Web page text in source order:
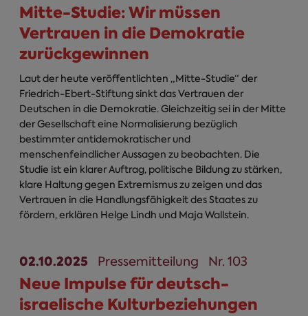
Mitte-Studie: Wir müssen
Vertrauen in die Demokratie
zurückgewinnen
Laut der heute veröffentlichten „Mitte-Studie“ der
Friedrich-Ebert-Stiftung sinkt das Vertrauen der
Deutschen in die Demokratie. Gleichzeitig sei in der Mitte
der Gesellschaft eine Normalisierung bezüglich
bestimmter antidemokratischer und
menschenfeindlicher Aussagen zu beobachten. Die
Studie ist ein klarer Auftrag, politische Bildung zu stärken,
klare Haltung gegen Extremismus zu zeigen und das
Vertrauen in die Handlungsfähigkeit des Staates zu
fördern, erklären Helge Lindh und Maja Wallstein.
02.10.2025 Pressemitteilung Nr. 103
Neue Impulse für deutsch-
israelische Kulturbeziehungen